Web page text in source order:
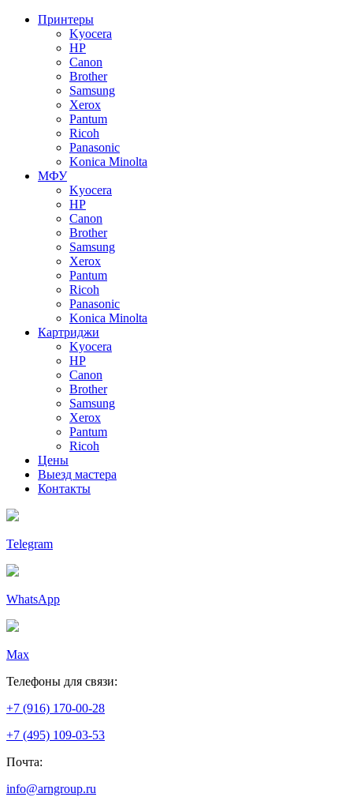
Принтеры
Kyocera
HP
Canon
Brother
Samsung
Xerox
Pantum
Ricoh
Panasonic
Konica Minolta
МФУ
Kyocera
HP
Canon
Brother
Samsung
Xerox
Pantum
Ricoh
Panasonic
Konica Minolta
Картриджи
Kyocera
HP
Canon
Brother
Samsung
Xerox
Pantum
Ricoh
Цены
Выезд мастера
Контакты
Telegram
WhatsApp
Max
Телефоны для связи:
+7 (916) 170-00-28
+7 (495) 109-03-53
Почта:
info@arngroup.ru